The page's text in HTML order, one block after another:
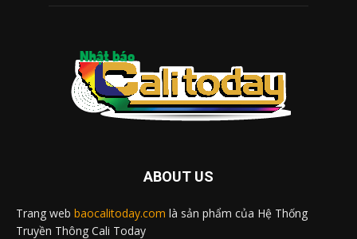
ABOUT US
Trang web baocalitoday.com là sản phẩm của Hệ Thống
Truyền Thông Cali Today